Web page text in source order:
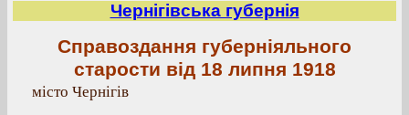
Чернігівська губернія
Справоздання губерніяльного
старости від 18 липня 1918
місто Чернігів